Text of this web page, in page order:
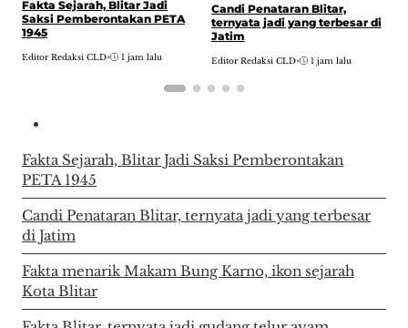
Fakta Sejarah, Blitar Jadi
Saksi Pemberontakan PETA
1945
Editor Redaksi CLD• 1 jam lalu
Candi Penataran Blitar,
ternyata jadi yang terbesar di
Jatim
Editor Redaksi CLD• 1 jam lalu
Fakta Sejarah, Blitar Jadi Saksi Pemberontakan
PETA 1945
Candi Penataran Blitar, ternyata jadi yang terbesar
di Jatim
Fakta menarik Makam Bung Karno, ikon sejarah
Kota Blitar